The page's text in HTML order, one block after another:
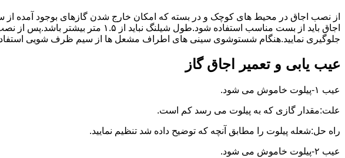
از نصب اجاق در محیط های کوچک و در بسته که امکان خارج شدن گازهای بوجود آمده
اجاق باید از بست مناسب استفاده
جلوگیری نمایید.هنگام شستوشوی سینی های اطراف مشعل ها از سیم ظرف شویی استفاده
عیب یابی و تعمیر اجاق گاز
عیب ۱-پیلوت خاموش می شود.
علت:مقدار گازی که به پیلوت می رسد کم است.
راه حل:شعله پیلوت را مطابق آنچه که توضیح داده شد تنظیم نمایید.
عیب ۲-پیلوت خاموش می شود.